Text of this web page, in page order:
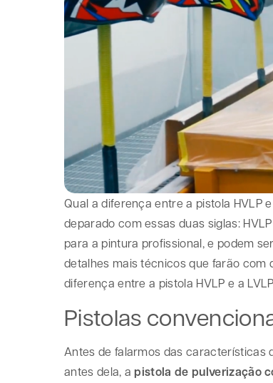
Qual a diferença entre a pistola HVLP
deparado com essas duas siglas:
para a pintura profissional, e podem
detalhes mais técnicos que farão com
diferença entre a pistola HVLP e a
Pistolas
Antes de falarmos das características
antes dela, a pistola de pulverização